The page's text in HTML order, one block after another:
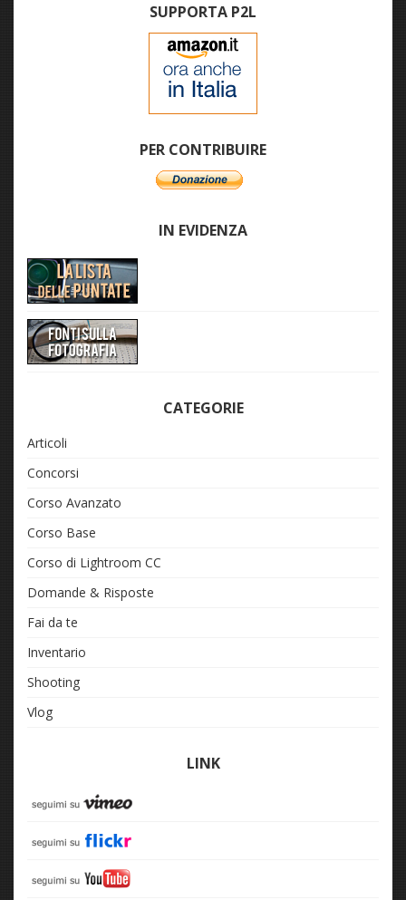
SUPPORTA P2L
PER CONTRIBUIRE
IN EVIDENZA
CATEGORIE
Articoli
Concorsi
Corso Avanzato
Corso Base
Corso di Lightroom CC
Domande & Risposte
Fai da te
Inventario
Shooting
Vlog
LINK